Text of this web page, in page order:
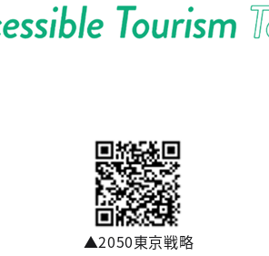
▲2050東京戦略